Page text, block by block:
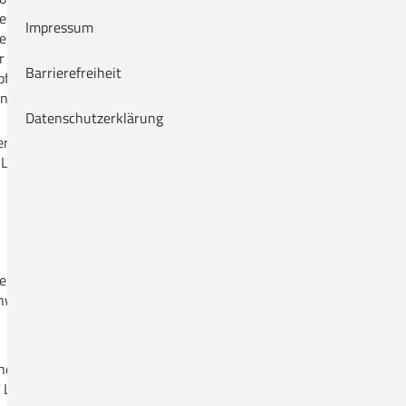
wann und auf
und die
mit dem
mit der
aus,
zu
an Dritte.
sofern
weitere Informationen folgen
Impressum
Barrierefreiheit
Datenschutzerklärung